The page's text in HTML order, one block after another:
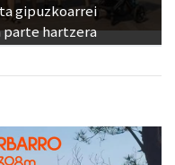
gipuzkoarrei
parte hartzera